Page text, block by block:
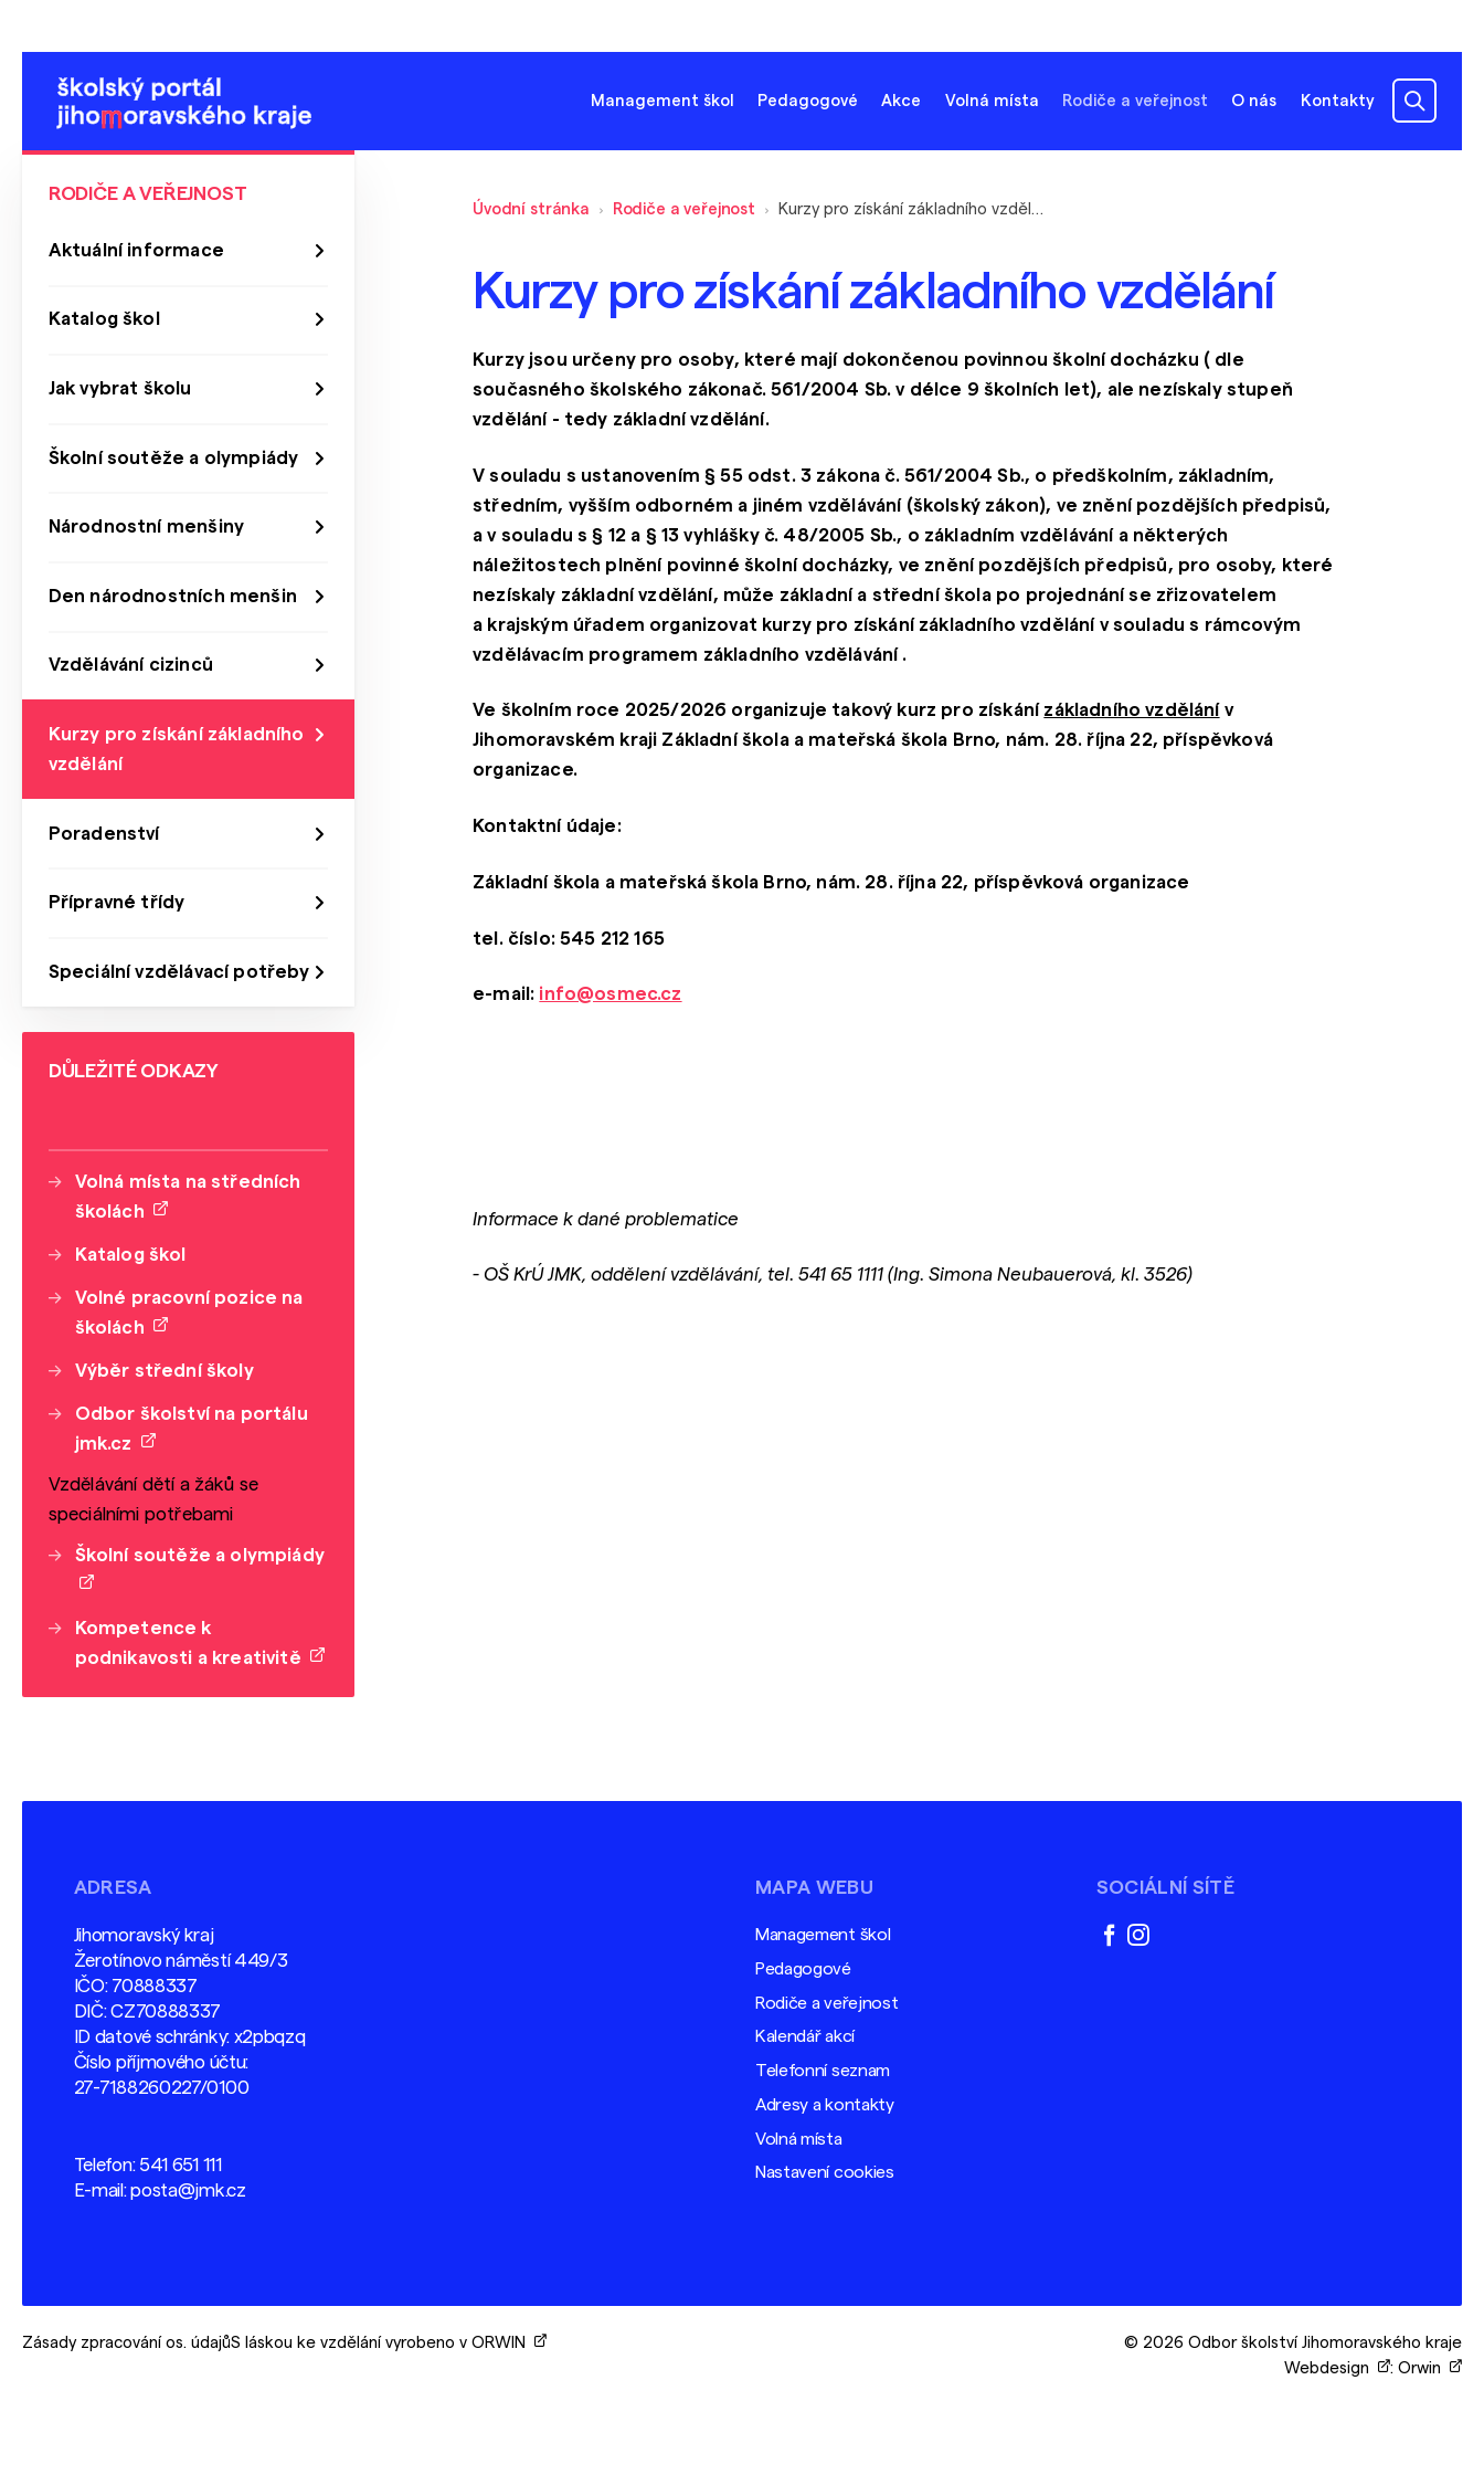
Management škol Pedagogové Akce Volná místa Rodiče a veřejnost O nás Kontakty
Úvodní stránka Rodiče a veřejnost Kurzy pro získání základního vzdělání
Kurzy pro získání základního vzdělání
Kurzy jsou určeny pro osoby, které mají dokončenou povinnou školní docházku ( dle
současného školského zákonač. 561/2004 Sb. v délce 9 školních let), ale nezískaly stupeň
vzdělání - tedy základní vzdělání.
V souladu s ustanovením § 55 odst. 3 zákona č. 561/2004 Sb., o předškolním, základním,
středním, vyšším odborném a jiném vzdělávání (školský zákon), ve znění pozdějších předpisů,
a v souladu s § 12 a § 13 vyhlášky č. 48/2005 Sb., o základním vzdělávání a některých
náležitostech plnění povinné školní docházky, ve znění pozdějších předpisů, pro osoby, které
nezískaly základní vzdělání, může základní a střední škola po projednání se zřizovatelem
a krajským úřadem organizovat kurzy pro získání základního vzdělání v souladu s rámcovým
vzdělávacím programem základního vzdělávání .
Ve školním roce 2025/2026 organizuje takový kurz pro získání základního vzdělánív
Jihomoravském kraji Základní škola a mateřská škola Brno, nám. 28. října 22, příspěvková
organizace.
Kontaktní údaje:
Základní škola a mateřská škola Brno, nám. 28. října 22, příspěvková organizace
tel. číslo: 545 212 165
e-mail: info@osmec.cz
Informace k dané problematice
- OŠ KrÚ JMK, oddělení vzdělávání, tel. 541 65 1111 (Ing. Simona Neubauerová, kl. 3526)
RODIČE A VEŘEJNOST
Aktuální informace
Katalog škol
Jak vybrat školu
Školní soutěže a olympiády
Národnostní menšiny
Den národnostních menšin
Vzdělávání cizinců
Kurzy pro získání základního
vzdělání
Poradenství
Přípravné třídy
Speciální vzdělávací potřeby
DŮLEŽITÉ ODKAZY
Volná místa na středních
školách
Katalog škol
Volné pracovní pozice na
školách
Výběr střední školy
Odbor školství na portálu
jmk.cz
Vzdělávání dětí a žáků se
speciálními potřebami
Školní soutěže a olympiády
Kompetence k
podnikavosti a kreativitě
ADRESA
Jihomoravský kraj
Žerotínovo náměstí 449/3
IČO: 70888337
DIČ: CZ70888337
ID datové schránky: x2pbqzq
Číslo příjmového účtu:
27-7188260227/0100
Telefon: 541 651 111
E-mail:posta@jmk.cz
MAPA WEBU
Management škol
Pedagogové
Rodiče a veřejnost
Kalendář akcí
Telefonní seznam
Adresy a kontakty
Volná místa
Nastavení cookies
SOCIÁLNÍ SÍTĚ
facebook
instagram
Zásady zpracování os. údajůS láskou ke vzdělání vyrobeno v ORWIN
© 2026 Odbor školství Jihomoravského kraje
Webdesign
: Orwin